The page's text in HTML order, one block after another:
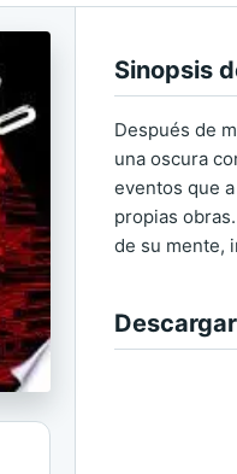
Sinopsis
Después de
una oscura
eventos que
propias
de su mente,